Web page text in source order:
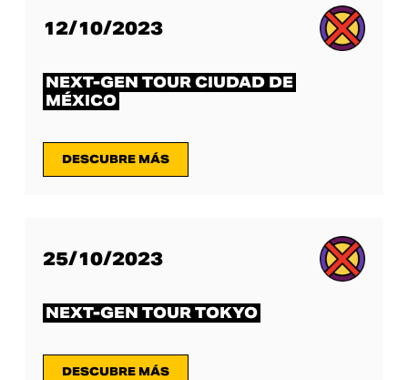
12/10/2023
NEXT-GEN TOUR CIUDAD DE
MÉXICO
DESCUBRE MÁS
25/10/2023
NEXT-GEN TOUR TOKYO
DESCUBRE MÁS